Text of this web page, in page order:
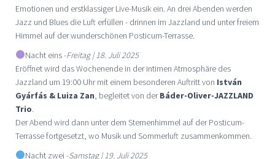
Emotionen und erstklassiger Live-Musik ein. An drei Abenden werden
Jazz und Blues die Luft erfüllen - drinnen im Jazzland und unter freiem
Himmel auf der wunderschönen Posticum-Terrasse.
Nacht eins -Freitag | 18. Juli 2025
Eröffnet wird das Wochenende in der intimen Atmosphäre des
Jazzland um 19:00 Uhr mit einem besonderen Auftritt von István
Gyárfás & Luiza Zan, begleitet von derBáder-Oliver-JAZZLAND
Trio.
Der Abend wird dann unter dem Sternenhimmel auf der Posticum-
Terrasse fortgesetzt, wo Musik und Sommerluft zusammenkommen.
Nacht zwei -Samstag | 19. Juli 2025